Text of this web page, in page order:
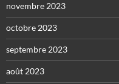
novembre 2023
octobre 2023
septembre 2023
août 2023